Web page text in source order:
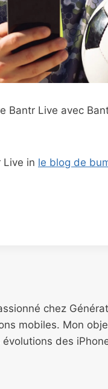
Bantr Live avec
Live in le blog de
chez
mobiles. Mon
des